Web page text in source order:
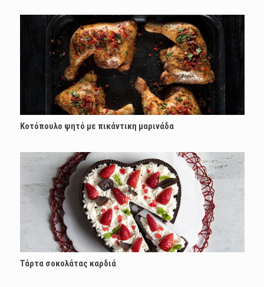
Κοτόπουλο ψητό με πικάντικη μαρινάδα
Τάρτα σοκολάτας καρδιά